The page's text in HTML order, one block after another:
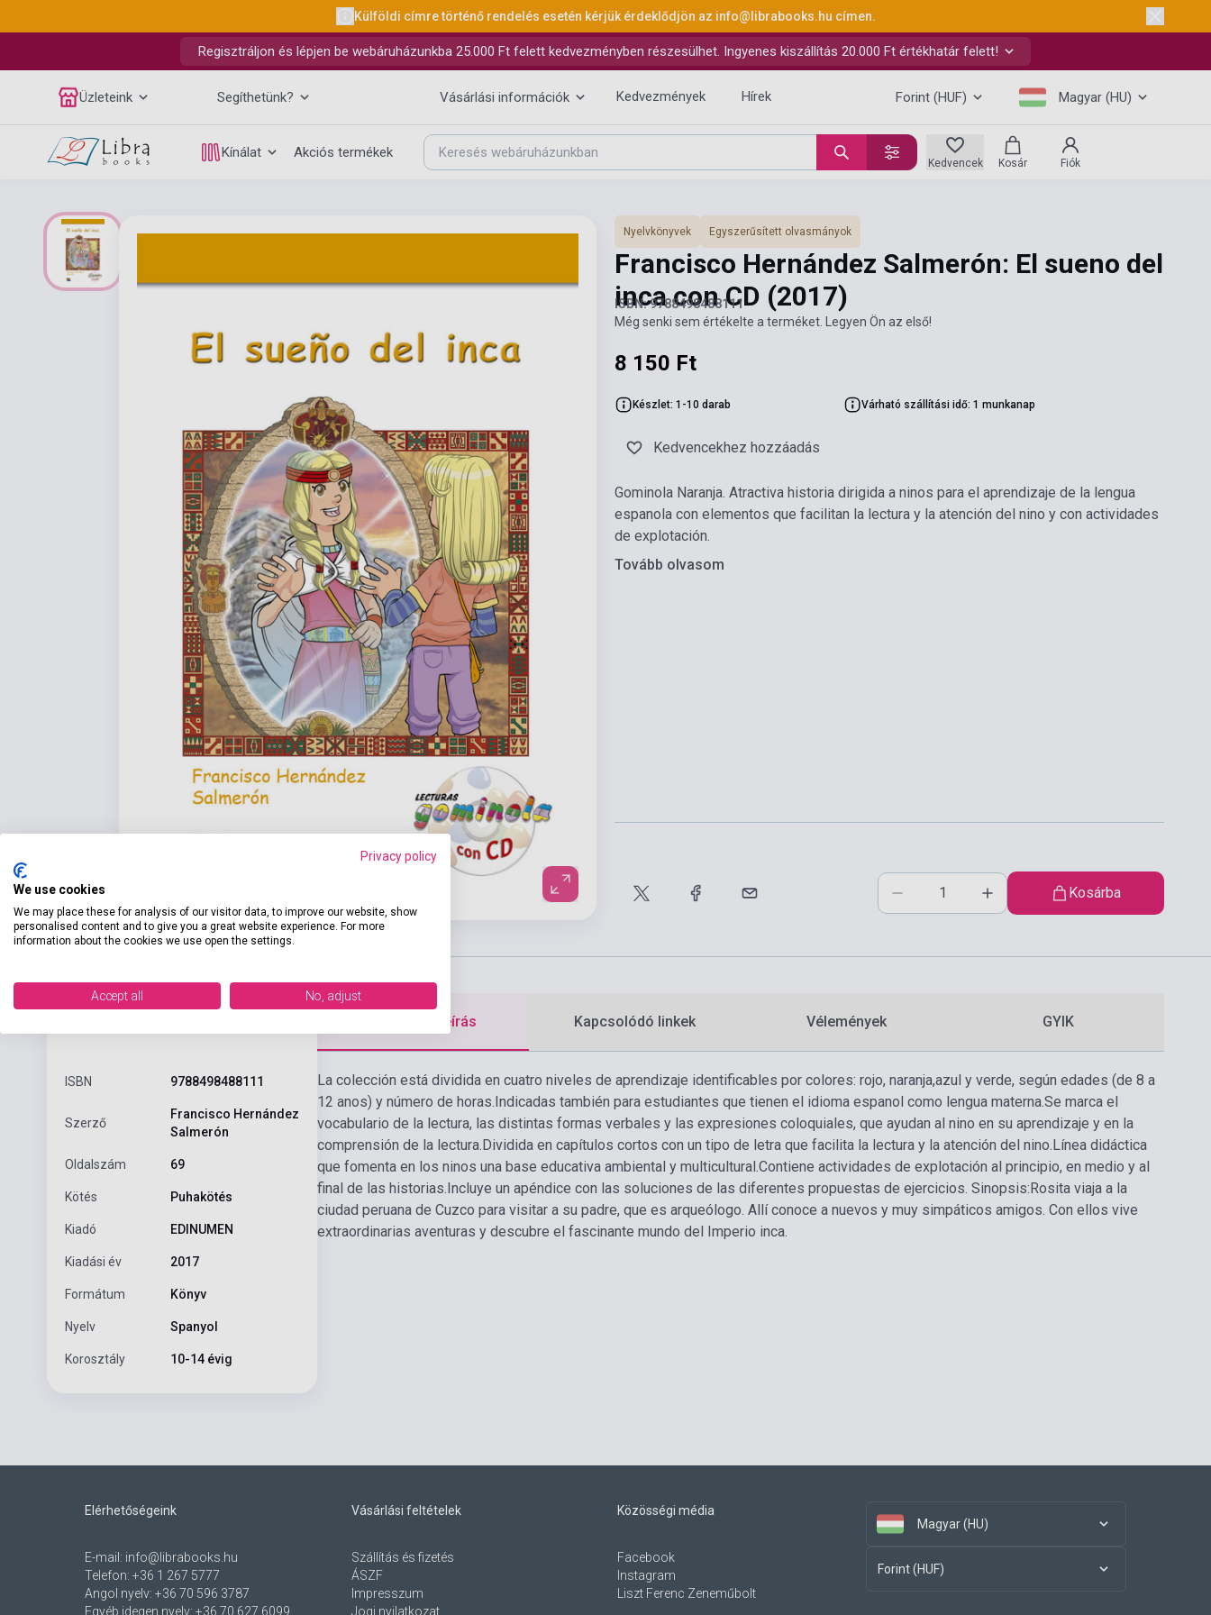
Külföldi címre történő rendelés esetén kérjük érdeklődjön az info@librabooks.hu címen.
Regisztráljon és lépjen be webáruházunkba 25.000 Ft felett kedvezményben részesülhet. Ingyenes kiszállítás 20.000 Ft értékhatár felett!
Üzleteink Segíthetünk? Vásárlási információk Kedvezmények Hírek Forint (HUF) Magyar (HU)
Kínálat Akciós termékek
Kedvencek Kosár Fiók
Nyelvkönyvek Egyszerűsített olvasmányok
Francisco Hernández Salmerón: El sueno del
inca con CD (2017)
ISBN: 9788498488111
Még senki sem értékelte a terméket. Legyen Ön az első!
8 150 Ft
Készlet: 1-10 darab Várható szállítási idő: 1 munkanap
Kedvencekhez hozzáadás
Gominola Naranja. Atractiva historia dirigida a ninos para el aprendizaje de la lengua
espanola con elementos que facilitan la lectura y la atención del nino y con actividades
de explotación.
Tovább olvasom
Kosárba
ISBN 9788498488111
Szerző
Francisco Hernández
Salmerón
Oldalszám 69
Kötés Puhakötés
Kiadó EDINUMEN
Kiadási év 2017
Formátum Könyv
Nyelv Spanyol
Korosztály 10-14 évig
Részletes leírás Kapcsolódó linkek Vélemények GYIK
La colección está dividida en cuatro niveles de aprendizaje identificables por colores: rojo, naranja,azul y verde, según edades (de 8 a
12 anos) y número de horas. Indicadas también para estudiantes que tienen el idioma espanol como lengua materna.Se marca el
vocabulario de la lectura, las distintas formas verbales y las expresiones coloquiales, que ayudan al nino en su aprendizaje y en la
comprensión de la lectura. Dividida en capítulos cortos con un tipo de letra que facilita la lectura y la atención del nino. Línea didáctica
que fomenta en los ninos una base educativa ambiental y multicultural.Contiene actividades de explotación al principio, en medio y al
final de las historias. Incluye un apéndice con las soluciones de las diferentes propuestas de ejercicios. Sinopsis: Rosita viaja a la
ciudad peruana de Cuzco para visitar a su padre, que es arqueólogo. Allí conoce a nuevos y muy simpáticos amigos. Con ellos vive
extraordinarias aventuras y descubre el fascinante mundo del Imperio inca.
Elérhetőségeink
E-mail: info@librabooks.hu
Telefon: +36 1 267 5777
Angol nyelv: +36 70 596 3787
Egyéb idegen nyelv: +36 70 627 6099
Vásárlási feltételek
Szállítás és fizetés
ÁSZF
Impresszum
Jogi nyilatkozat
Közösségi média
Facebook
Instagram
Liszt Ferenc Zeneműbolt
Magyar (HU)
Forint (HUF)
Privacy policy
We use cookies
We may place these for analysis of our visitor data, to improve our website, show
personalised content and to give you a great website experience. For more
information about the cookies we use open the settings.
Accept all No, adjust